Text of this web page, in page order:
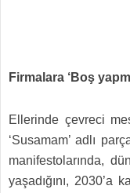
Firmalara ‘Boş
Ellerinde çevreci
‘Susamam’ adlı
manifestolarında,
yaşadığını, 2030’a